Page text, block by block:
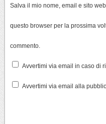
Salva il mio nome, email e sito
questo browser per la prossima
commento.
Avvertimi via email in caso di
Avvertimi via email alla